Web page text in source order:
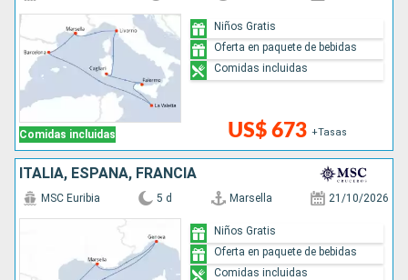
Comidas incluidas US$ 673 +Tasas
Niños Gratis
Oferta en paquete de bebidas
Comidas incluidas
ITALIA, ESPAÑA, FRANCIA
MSC Euribia 5 d Marsella 21/10/2026
Niños Gratis
Oferta en paquete de bebidas
Comidas incluidas